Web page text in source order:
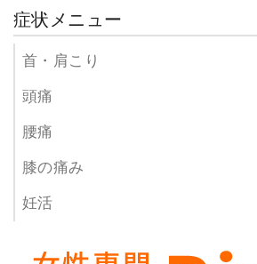
症状メニュー
首・肩こり
頭痛
腰痛
膝の痛み
妊活